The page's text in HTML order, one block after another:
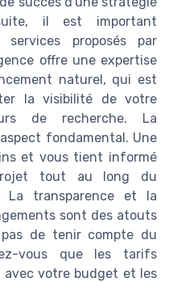
il est important
proposés par
offre une expertise
naturel, qui est
la visibilité de votre
de recherche. La
fondamental. Une
et vous tient informé
tout au long du
La transparence et la
sont des atouts
pas de tenir compte du
vous que les tarifs
avec votre budget et les